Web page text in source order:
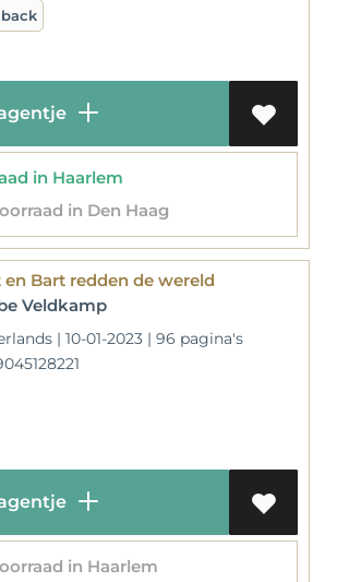
in Haarlem
in Den Haag
en Bart redden de wereld
Veldkamp
| 10-01-2023 | 96 pagina's
in Haarlem